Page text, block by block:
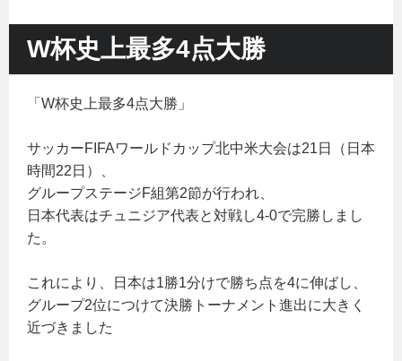
W杯史上最多4点大勝
「W杯史上最多4点大勝」
サッカーFIFAワールドカップ北中米大会は21日（日本
時間22日）、
グループステージF組第2節が行われ、
日本代表はチュニジア代表と対戦し4-0で完勝しまし
た。
これにより、日本は1勝1分けで勝ち点を4に伸ばし、
グループ2位につけて決勝トーナメント進出に大きく
近づきました